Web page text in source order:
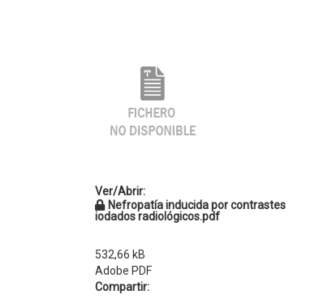
Ver/Abrir:
Nefropatía inducida por contrastes
iodados radiológicos.pdf
532,66 kB
Adobe PDF
Compartir: